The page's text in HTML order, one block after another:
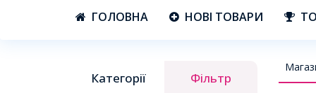
ГОЛОВНА НОВІ ТОВАРИ
Категорії Фільтр